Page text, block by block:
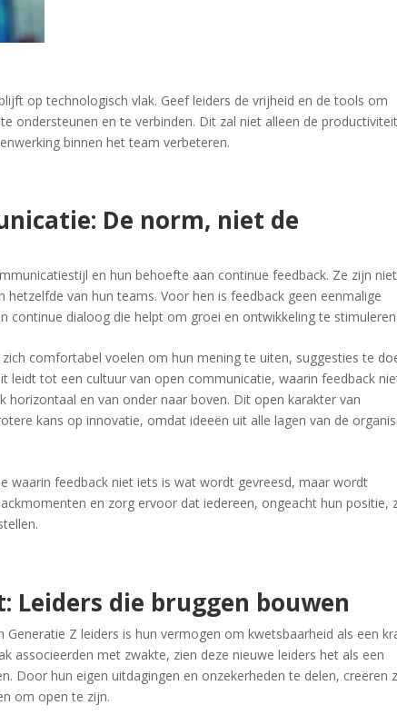
op technologisch vlak. Geef leiders de vrijheid en de tools om
ondersteunen en te verbinden. Dit zal niet alleen de
binnen het team verbeteren.
De norm, niet de
en hun behoefte aan continue feedback. Ze zijn niet
van hun teams. Voor hen is feedback geen eenmalige
continue dialoog die helpt om groei en ontwikkeling te
comfortabel voelen om hun mening te uiten, suggesties te
leidt tot een cultuur van open communicatie, waarin feedback
en van onder naar boven. Dit open karakter van
kans op innovatie, omdat ideeën uit alle lagen van de
waarin feedback niet iets is wat wordt gevreesd, maar wordt
en zorg ervoor dat iedereen, ongeacht hun positie,
Leiders die bruggen bouwen
Z leiders is hun vermogen om kwetsbaarheid als een
associeerden met zwakte, zien deze nieuwe leiders het als een
Door hun eigen uitdagingen en onzekerheden te delen, creëren
om open te zijn.